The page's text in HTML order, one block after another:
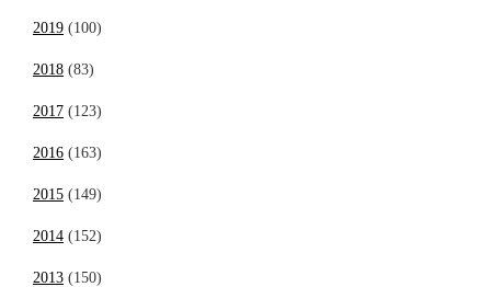
2019 (100)
2018 (83)
2017 (123)
2016 (163)
2015 (149)
2014 (152)
2013 (150)